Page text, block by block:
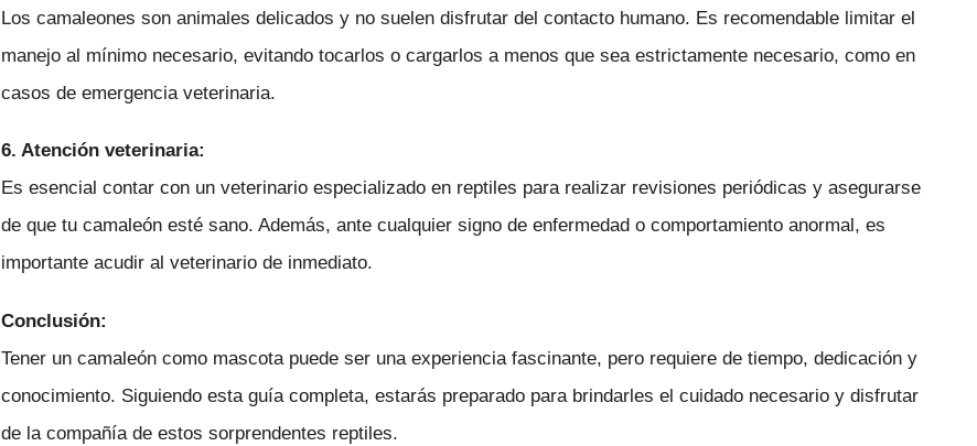
Los camaleones son animales delicados y no suelen disfrutar del contacto humano. Es recomendable limitar el
manejo al mínimo necesario, evitando tocarlos o cargarlos a menos que sea estrictamente necesario, como en
casos de emergencia veterinaria.
6. Atención veterinaria:
Es esencial contar con un veterinario especializado en reptiles para realizar revisiones periódicas y asegurarse
de que tu camaleón esté sano. Además, ante cualquier signo de enfermedad o comportamiento anormal, es
importante acudir al veterinario de inmediato.
Conclusión:
Tener un camaleón como mascota puede ser una experiencia fascinante, pero requiere de tiempo, dedicación y
conocimiento. Siguiendo esta guía completa, estarás preparado para brindarles el cuidado necesario y disfrutar
de la compañía de estos sorprendentes reptiles.